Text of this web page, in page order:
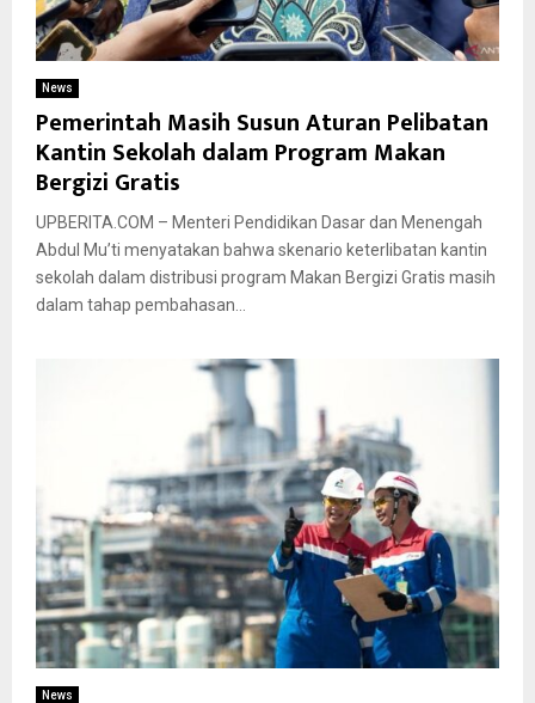
News
Pemerintah Masih Susun Aturan Pelibatan
Kantin Sekolah dalam Program Makan
Bergizi Gratis
UPBERITA.COM – Menteri Pendidikan Dasar dan Menengah
Abdul Mu’ti menyatakan bahwa skenario keterlibatan kantin
sekolah dalam distribusi program Makan Bergizi Gratis masih
dalam tahap pembahasan...
News